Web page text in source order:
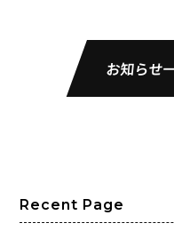
お知らせ
Recent Page